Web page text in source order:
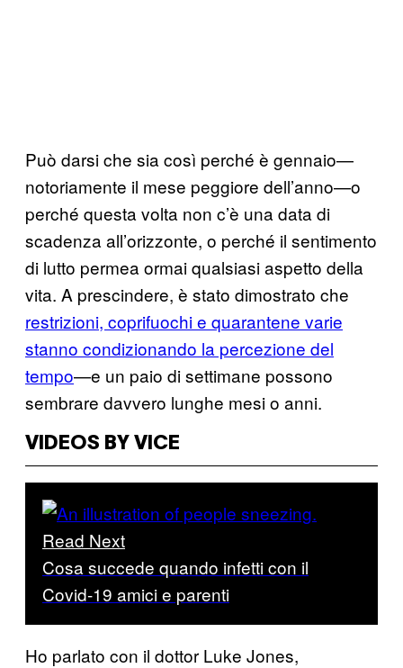
Può darsi che sia così perché è gennaio—
notoriamente il mese peggiore dell’anno—o
perché questa volta non c’è una data di
scadenza all’orizzonte, o perché il sentimento
di lutto permea ormai qualsiasi aspetto della
vita. A prescindere, è stato dimostrato che
restrizioni, coprifuochi e quarantene varie
stanno condizionando la percezione del
tempo—e un paio di settimane possono
sembrare davvero lunghe mesi o anni.
VIDEOS BY VICE
Read Next
Cosa succede quando infetti con il
Covid-19 amici e parenti
Ho parlato con il dottor Luke Jones,